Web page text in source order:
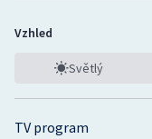
TV program
Vzhled
Světlý